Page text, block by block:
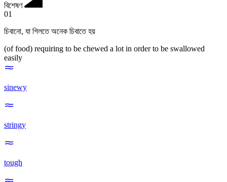
বিশেষণ
01
চিবানো, যা গিলতে অনেক চিবাতে হয়
(of food) requiring to be chewed a lot in order to be swallowed
easily
sinewy
stringy
tough